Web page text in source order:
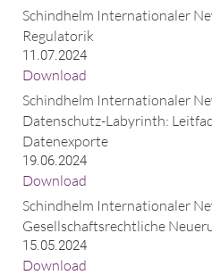
Schindhelm Internationaler
Regulatorik
11.07.2024
Download
Schindhelm Internationaler
Datenschutz-Labyrinth:
Datenexporte
19.06.2024
Download
Schindhelm Internationaler
Gesellschaftsrechtliche
15.05.2024
Download